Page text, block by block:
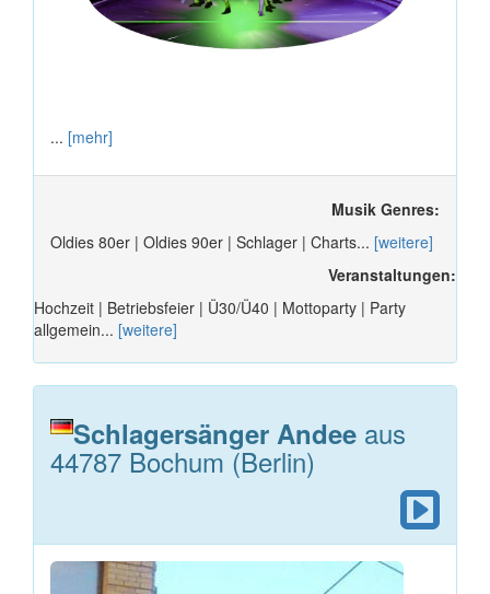
... [mehr]
Musik Genres:
Oldies 80er | Oldies 90er | Schlager | Charts... [weitere]
Veranstaltungen:
Hochzeit | Betriebsfeier | Ü30/Ü40 | Mottoparty | Party
allgemein... [weitere]
Schlagersänger Andee aus
44787 Bochum (Berlin)